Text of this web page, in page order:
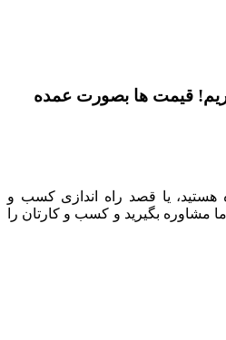
قیمت ها بصورت عمده
هستید، یا قصد راه اندازی کسب و
مشاوره بگیرید و کسب و کارتان را